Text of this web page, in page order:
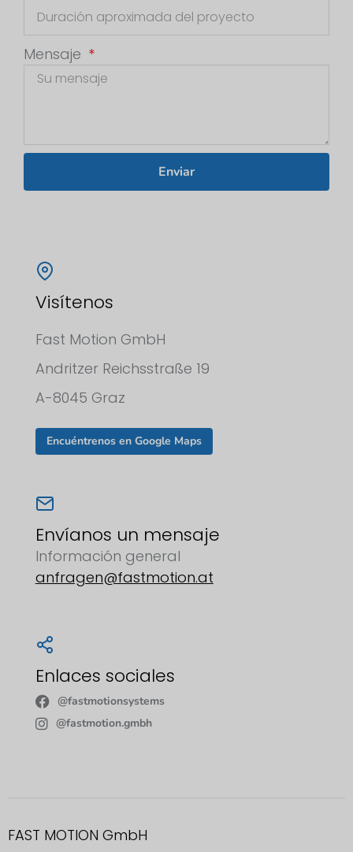
Mensaje
Enviar
Visítenos
Fast Motion GmbH
Andritzer Reichsstraße 19
A-8045 Graz
Encuéntrenos en Google Maps
Envíanos un mensaje
Información general
anfragen@fastmotion.at
Enlaces sociales
@fastmotionsystems
@fastmotion.gmbh
FAST MOTION GmbH